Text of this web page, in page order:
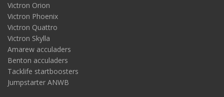
Victron Orion
Victron Phoenix
Victron Quattro
Victron Skylla
Amarew acculaders
Benton acculaders
Tacklife startboosters
Jumpstarter ANWB